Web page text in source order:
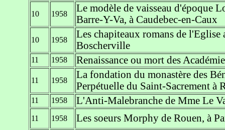
10 1958
Le modèle de vaisseau d'époque
Barre-Y-Va, à Caudebec-en-Caux
10 1958
Les chapiteaux romans de l'Eglise
Boscherville
11 1958 Renaissance ou mort des
11 1958
La fondation du monastère des
Perpétuelle du Saint-Sacrement à
11 1958 L'Anti-Malebranche de Mme Le
11 1958 Les soeurs Morphy de Rouen, à